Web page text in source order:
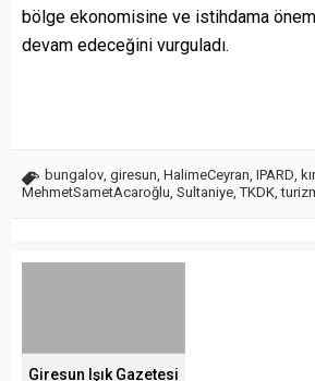
bölge ekonomisine ve istihdama
devam edeceğini vurguladı.
bungalov giresun HalimeCeyran IPARD
MehmetSametAcaroğlu Sultaniye ,TKDK ,
Giresun Işık Gazetesi